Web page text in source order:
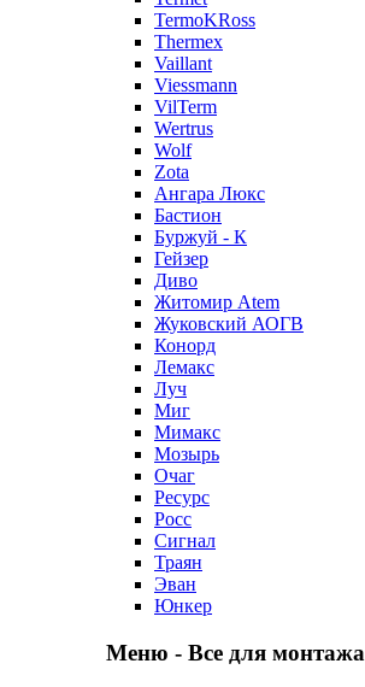
TermoKRoss
Thermex
Vaillant
Viessmann
VilTerm
Wertrus
Wolf
Zota
Ангара Люкс
Бастион
Буржуй - К
Гейзер
Диво
Житомир Аtem
Жуковский АОГВ
Конорд
Лемакс
Луч
Миг
Мимакс
Мозырь
Очаг
Ресурс
Росс
Сигнал
Траян
Эван
Юнкер
Меню - Все для монтажа